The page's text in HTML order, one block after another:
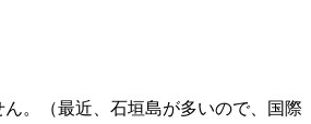
。（最近、石垣島が多いので、国際